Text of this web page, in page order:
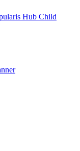
Hub Child